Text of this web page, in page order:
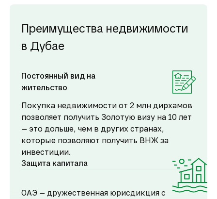
Преимущества недвижимости
в Дубае
Постоянный вид на
жительство
Покупка недвижимости от 2 млн дирхамов
позволяет получить Золотую визу на 10 лет
— это дольше, чем в других странах,
которые позволяют получить ВНЖ за
инвестиции.
Защита капитала
ОАЭ — дружественная юрисдикция с